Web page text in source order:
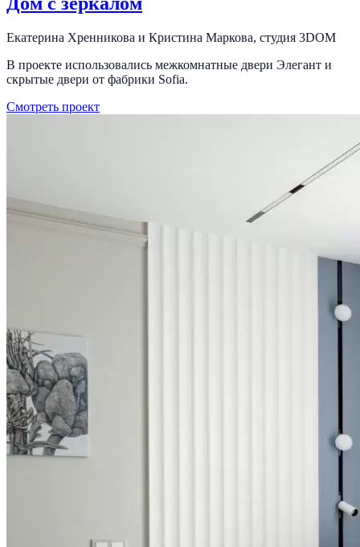
Екатерина Хренникова и Кристина Маркова, студия 3DOM
В проекте использовались межкомнатные двери Элегант и
скрытые двери от фабрики Sofia.
Смотреть проект